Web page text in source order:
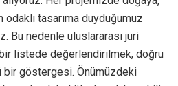
tasarıma duyduğumuz
Bu nedenle uluslararası jüri
listede değerlendirilmek, doğru
bir göstergesi. Önümüzdeki